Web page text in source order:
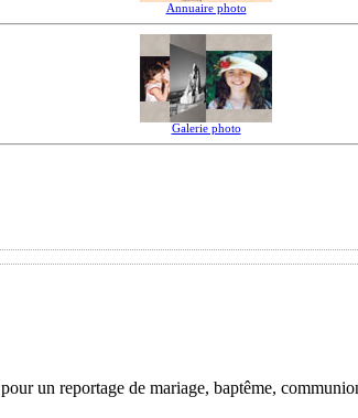
Annuaire photo
Galerie photo
un reportage de mariage, baptême,